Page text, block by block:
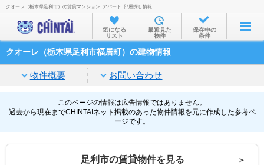
お部屋を探す
沿線・駅から
家賃相場から
通勤通学時間から
物件特集から
不動産会社から
クオーレ（栃木県足利市）の賃貸マンション･アパート･部屋探し情報
気になる
リスト
最近見た
物件
保存中の
条件
クオーレ（栃木県足利市福居町）の建物情報
物件概要 お問い合わせ
このページの情報は広告情報ではありません。
過去から現在までCHINTAIネット掲載のあった物件情報を元に作成した参考ペ
ージです。
足利市の賃貸物件を見る ＞